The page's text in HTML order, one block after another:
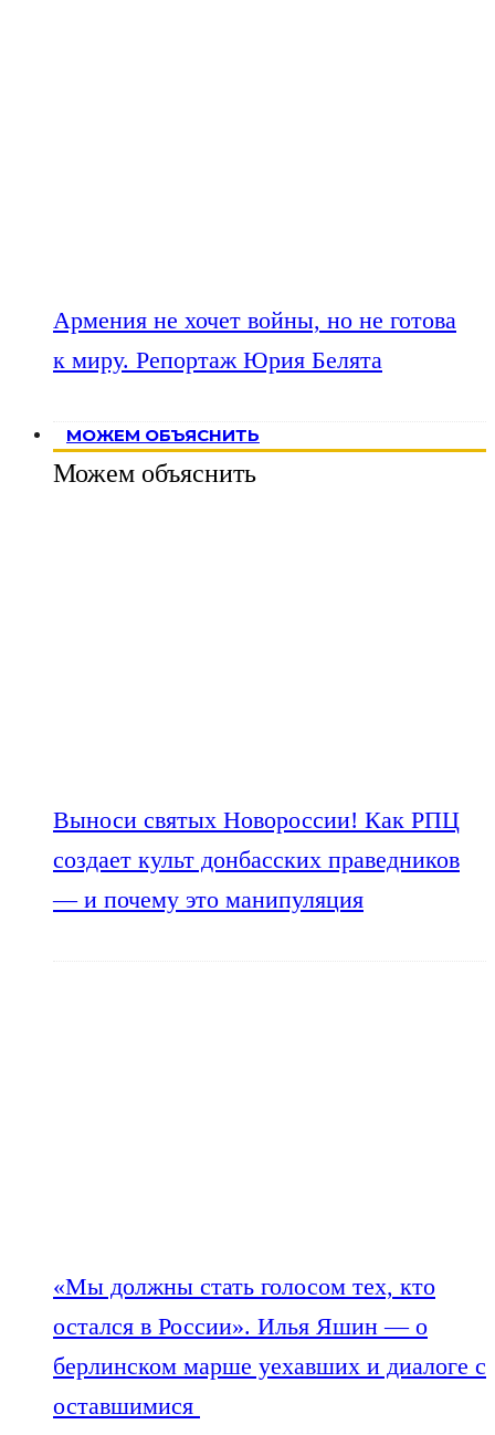
Армения не хочет войны, но не готова
к миру. Репортаж Юрия Белята
МОЖЕМ ОБЪЯСНИТЬ
Можем объяснить
Выноси святых Новороссии! Как РПЦ
создает культ донбасских праведников
— и почему это манипуляция
«Мы должны стать голосом тех, кто
остался в России». Илья Яшин — о
берлинском марше уехавших и диалоге с
оставшимися